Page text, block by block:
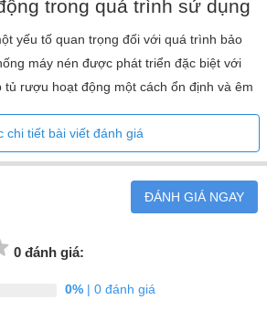
trong quá trình sử dụng
yếu tố quan trọng đối với quá trình bảo
máy nén được phát triển đặc biệt với
rượu hoạt động một cách ổn định và êm
này còn được trang bị cơ chế đóng, mở
nhẹ tác động khi đóng cửa. Cửa cũng tự
khoảng 45°. Thiết kế này đảm bảo rằng
trong tủ không bị xáo trộn hay ảnh
không đáng có, từ đó giữ cho hương
chi tiết bài viết đánh giá
ĐÁNH GIÁ NGAY
0 đánh giá:
0%| 0 đánh giá